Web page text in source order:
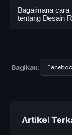
terpercaya.
mengunjungi
tersedia.
Ya, Desain
diakses secara
biaya
Bagaimana cara
tentang Desain
mengunjungi
selalu
Bagikan:
Artikel